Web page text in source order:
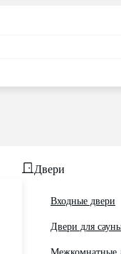
Двери
Входные двери
Двери для